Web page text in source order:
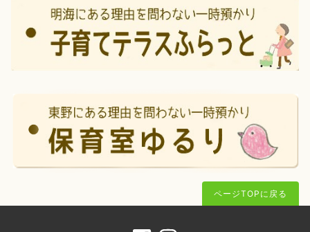
ページTOPに戻る